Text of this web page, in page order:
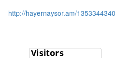
http://hayernaysor.am/1353344340